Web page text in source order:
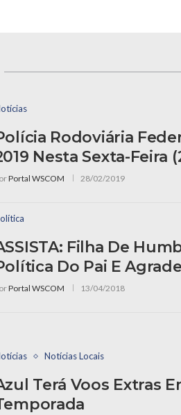
Rodoviária
Nesta Sexta-Feira
Portal WSCOM 28/02/2019
Filha De
Do Pai E
Portal WSCOM 13/04/2018
Notícias Locais
Terá Voos Extras